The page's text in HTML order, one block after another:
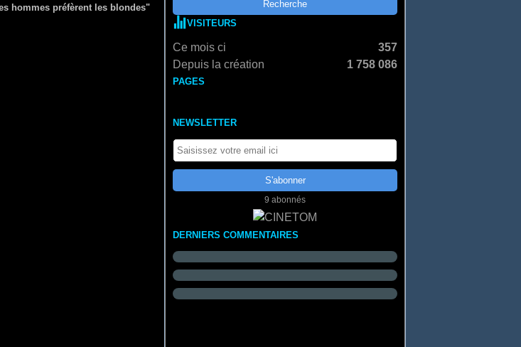
hommes préfèrent les blondes"
VISITEURS
Ce mois ci
357
Depuis la création
1 758 086
PAGES
NEWSLETTER
9 abonnés
DERNIERS COMMENTAIRES